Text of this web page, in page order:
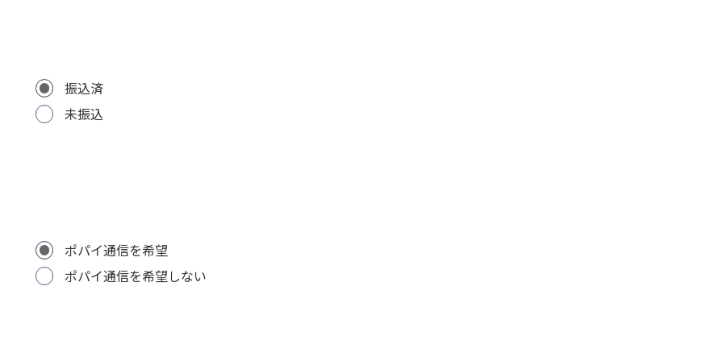
振込済
未振込
ポパイ通信を希望
ポパイ通信を希望しない